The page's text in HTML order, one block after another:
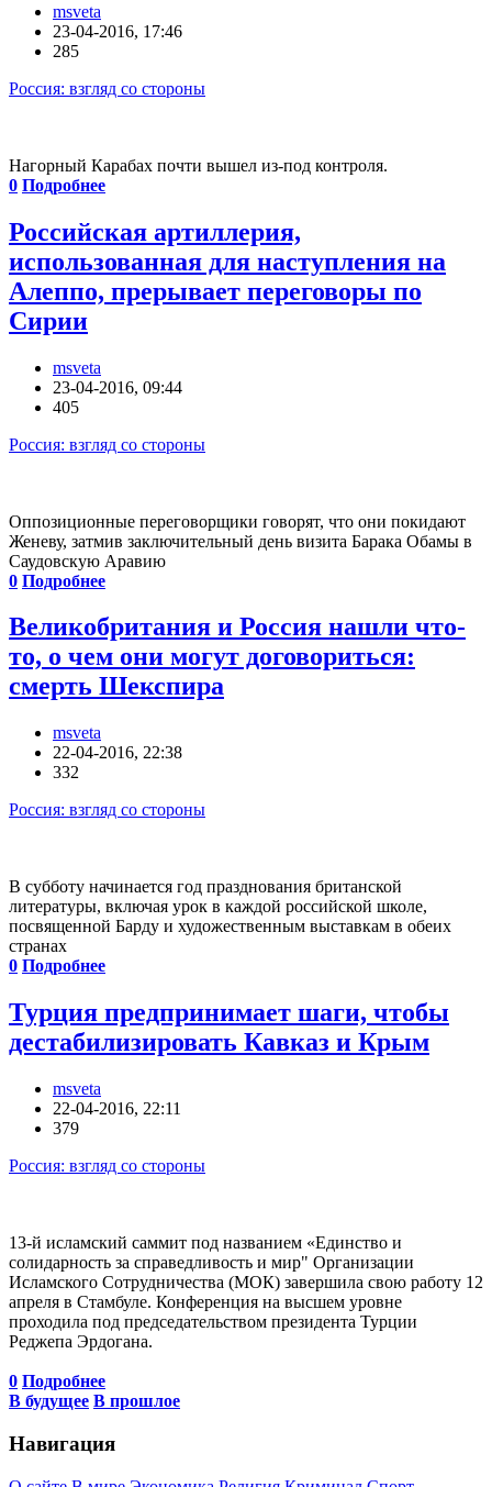
msveta
23-04-2016, 17:46
285
Россия: взгляд со стороны
Нагорный Карабах почти вышел из-под контроля.
0 Подробнее
Российская артиллерия,
использованная для наступления на
Алеппо, прерывает переговоры по
Сирии
msveta
23-04-2016, 09:44
405
Россия: взгляд со стороны
Оппозиционные переговорщики говорят, что они покидают
Женеву, затмив заключительный день визита Барака Обамы в
Саудовскую Аравию
0 Подробнее
Великобритания и Россия нашли что-
то, о чем они могут договориться:
смерть Шекспира
msveta
22-04-2016, 22:38
332
Россия: взгляд со стороны
В субботу начинается год празднования британской
литературы, включая урок в каждой российской школе,
посвященной Барду и художественным выставкам в обеих
странах
0 Подробнее
Турция предпринимает шаги, чтобы
дестабилизировать Кавказ и Крым
msveta
22-04-2016, 22:11
379
Россия: взгляд со стороны
13-й исламский саммит под названием «Единство и
солидарность за справедливость и мир" Организации
Исламского Сотрудничества (МОК) завершила свою работу 12
апреля в Стамбуле. Конференция на высшем уровне
проходила под председательством президента Турции
Реджепа Эрдогана.
0 Подробнее
В будущее В прошлое
Навигация